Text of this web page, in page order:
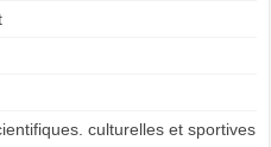
culturelles et sportives